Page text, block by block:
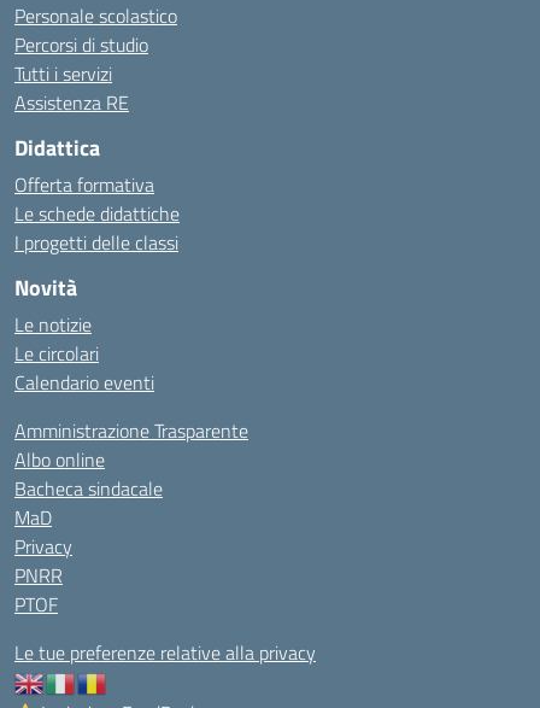
Personale scolastico
Percorsi di studio
Tutti i servizi
Assistenza RE
Didattica
Offerta formativa
Le schede didattiche
I progetti delle classi
Novità
Le notizie
Le circolari
Calendario eventi
Amministrazione Trasparente
Albo online
Bacheca sindacale
MaD
Privacy
PNRR
PTOF
Le tue preferenze relative alla privacy